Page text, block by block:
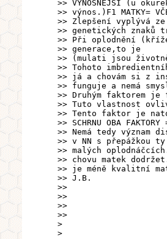
>> VÝNOSNĚJŠÍ (u
>> výnos.)F1 MATKY=
>> Zlepšení vyplývá
>> genetických znaků
>> Při oplodnění
>> generace,to je
>> (mulati jsou
>> Tohoto
>> já a chovám si z
>> funguje a nemá
>> Druhým faktorem
>> Tuto vlastnost
>> Tento faktor je
>> SCHRNU OBA
>> Nemá tedy význam
>> v NN s přepážkou
>> malých
>> chovu matek
>> je méně kvalitní
>> J.B.
>>
>>
>>
>>
>
>